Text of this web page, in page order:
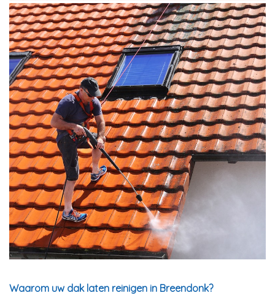
Waarom uw dak laten reinigen in Breendonk?